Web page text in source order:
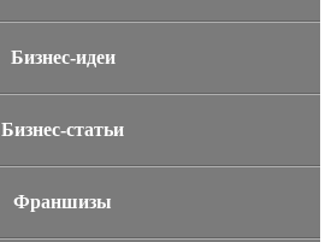
Бизнес-идеи
Бизнес-статьи
Франшизы